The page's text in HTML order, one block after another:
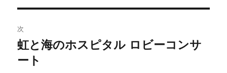
ビ
ゲ
ー
投
稿:
次
次
の
虹と海のホスピタル ロビーコンサ
ート